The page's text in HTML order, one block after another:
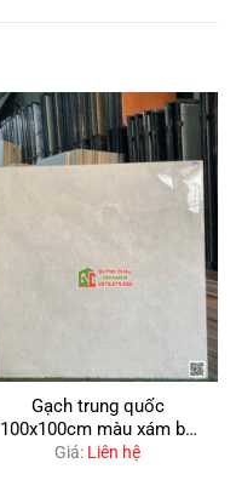
Gạch trung quốc
100x100cm màu xám bề
mặt bóng kiếng
Giá: Liên hệ